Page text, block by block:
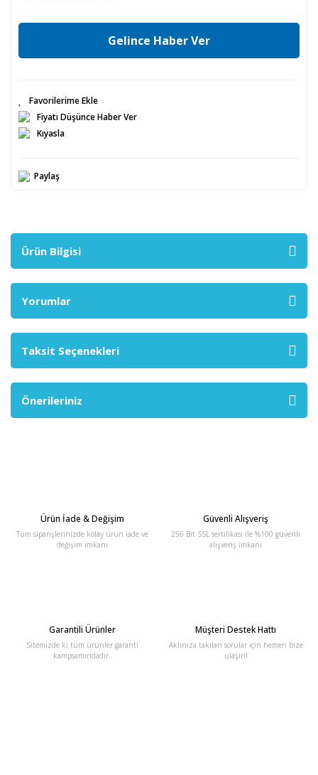
Gelince Haber Ver
Fiyatı Düşünce Haber Ver
Kıyasla
Paylaş
Ürün Bilgisi
Yorumlar
Taksit Seçenekleri
Önerileriniz
Ürün İade & Değişim
Tüm siparişlerinizde kolay ürün iade ve
değişim imkanı
Güvenli Alışveriş
256 Bit SSL sertifikası ile %100 güvenli
alışveriş imkanı
Garantili Ürünler
Sitemizde ki tüm ürünler garanti
kampsamındadır.
Müşteri Destek Hattı
Aklınıza takılan sorular için hemen bize
ulaşın!